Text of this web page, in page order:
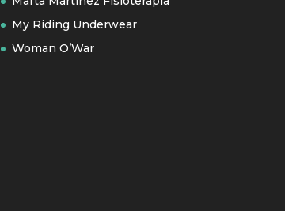
My Riding Underwear
Woman O’War